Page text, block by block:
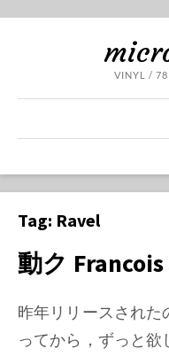
VINYL /
Tag: Ravel
動ク
昨年リリースされた
ってから，ずっと欲